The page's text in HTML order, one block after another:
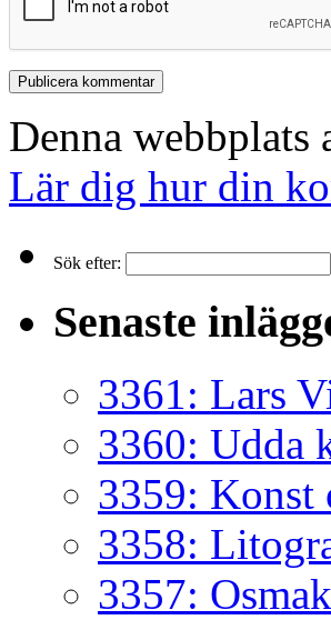
Denna webbplats
Lär dig hur din
Sök efter:
Senaste
3361: Lars
3360: Udda
3359: Konst
3358:
3357: